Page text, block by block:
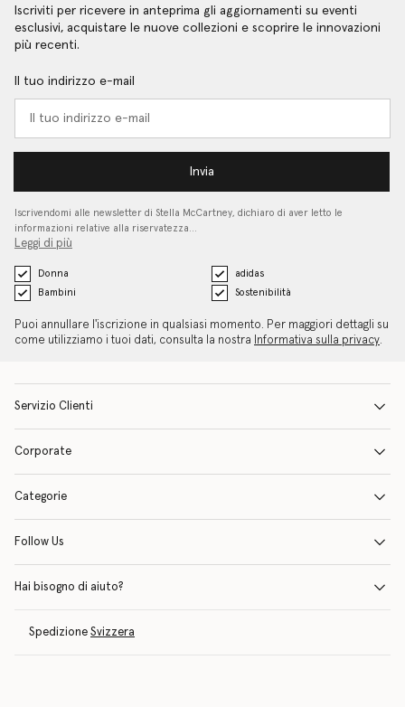
Iscriviti per ricevere in anteprima gli aggiornamenti su eventi
esclusivi, acquistare le nuove collezioni e scoprire le innovazioni
più recenti.
Il tuo indirizzo e-mail
Invia
Iscrivendomi alle newsletter di Stella McCartney, dichiaro di aver letto le
informazioni relative alla riservatezza…
Leggi di più
Donna
adidas
Bambini
Sostenibilità
Puoi annullare l'iscrizione in qualsiasi momento. Per maggiori dettagli su
come utilizziamo i tuoi dati, consulta la nostra
Informativa sulla privacy.
Servizio Clienti
Corporate
Categorie
Follow Us
Hai bisogno di aiuto?
Spedizione Svizzera